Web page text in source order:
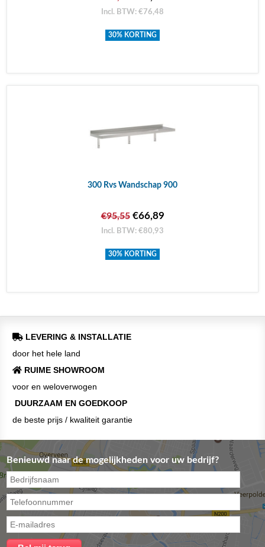
Incl. BTW: €76,48
30% KORTING
300 Rvs Wandschap 900
€95,55€66,89
Incl. BTW: €80,93
30% KORTING
LEVERING & INSTALLATIE
door het hele land
RUIME SHOWROOM
voor en weloverwogen
DUURZAAM EN GOEDKOOP
de beste prijs / kwaliteit garantie
Benieuwd naar de mogelijkheden voor uw bedrijf?